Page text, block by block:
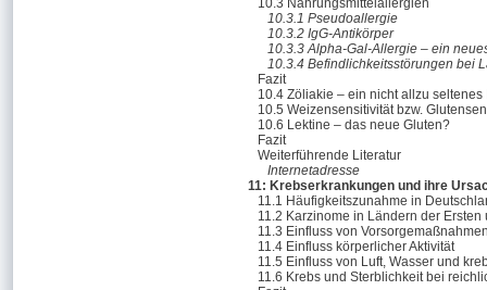
10.3 Nahrungsmittelallergien
10.3.1 Pseudoallergie
10.3.2 IgG-Antikörper
10.3.3 Alpha-Gal-Allergie – ein
10.3.4 Befindlichkeitsstörungen bei
Fazit
10.4 Zöliakie – ein nicht allzu
10.5 Weizensensitivität bzw.
10.6 Lektine – das neue Gluten?
Fazit
Weiterführende Literatur
Internetadresse
11: Krebserkrankungen und ihre
11.1 Häufigkeitszunahme in
11.2 Karzinome in Ländern der Ersten
11.3 Einfluss von
11.4 Einfluss körperlicher Aktivität
11.5 Einfluss von Luft, Wasser und
11.6 Krebs und Sterblichkeit bei